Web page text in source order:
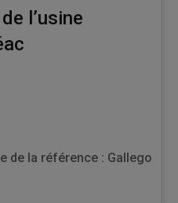
l’usine
de la référence : Gallego